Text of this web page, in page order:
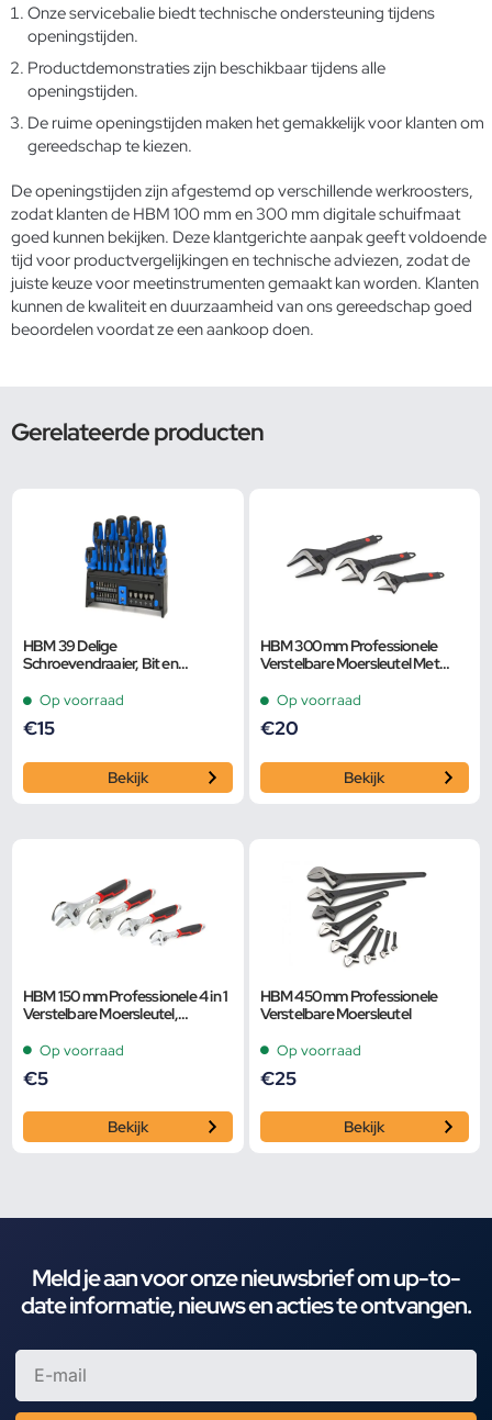
Onze servicebalie biedt technische ondersteuning tijdens
openingstijden.
Productdemonstraties zijn beschikbaar tijdens alle
openingstijden.
De ruime openingstijden maken het gemakkelijk voor klanten om
gereedschap te kiezen.
De openingstijden zijn afgestemd op verschillende werkroosters,
zodat klanten de HBM 100 mm en 300 mm digitale schuifmaat
goed kunnen bekijken. Deze klantgerichte aanpak geeft voldoende
tijd voor productvergelijkingen en technische adviezen, zodat de
juiste keuze voor meetinstrumenten gemaakt kan worden. Klanten
kunnen dekwaliteit en duurzaamheidvan ons gereedschap goed
beoordelen voordat ze een aankoop doen.
Gerelateerde producten
HBM 39 Delige
Schroevendraaier, Bit en
Op voorraad
€15
Bekijk
HBM 300 mm Professionele
Verstelbare Moersleutel Met
Smalle Bek
Op voorraad
€20
Bekijk
HBM 150 mm Professionele 4 in 1
Verstelbare Moersleutel,
Op voorraad
€5
Bekijk
HBM 450 mm Professionele
Verstelbare Moersleutel
Op voorraad
€25
Bekijk
Meld je aan voor onze nieuwsbrief om up-to-
date informatie, nieuws en acties te ontvangen.